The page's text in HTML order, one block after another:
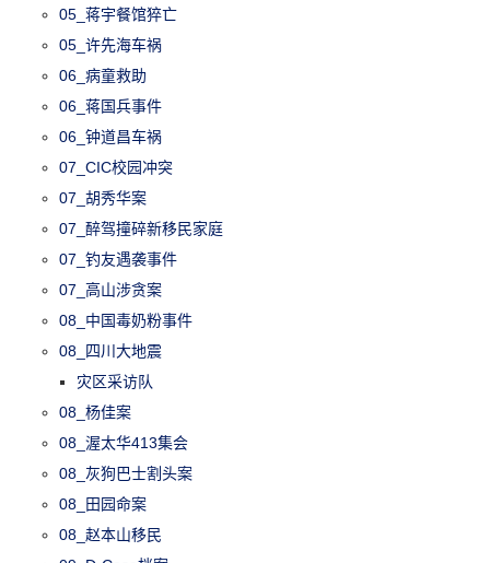
05_蒋宇餐馆猝亡
05_许先海车祸
06_病童救助
06_蒋国兵事件
06_钟道昌车祸
07_CIC校园冲突
07_胡秀华案
07_醉驾撞碎新移民家庭
07_钓友遇袭事件
07_高山涉贪案
08_中国毒奶粉事件
08_四川大地震
灾区采访队
08_杨佳案
08_渥太华413集会
08_灰狗巴士割头案
08_田园命案
08_赵本山移民